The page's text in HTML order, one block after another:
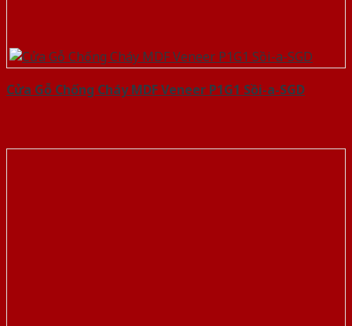
Cửa Gỗ Chống Cháy MDF Veneer P1G1 Sồi-a-SGD